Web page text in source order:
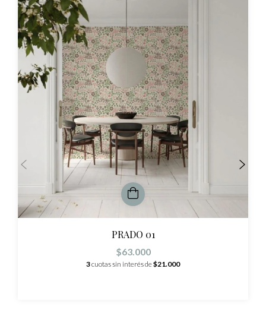
PRADO 01
$63.000
3cuotas sin interés de$21.000